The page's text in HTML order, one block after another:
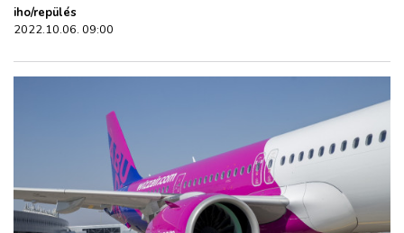
REPÜLÉS
KÖZLEKEDÉSFEJLESZTÉS
ELLÁTÁSI LÁNC
HAJÓZÁS
iho/repülés
2022.10.06. 09:00